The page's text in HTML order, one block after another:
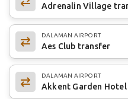
Adrenalin Village
DALAMAN AIRPORT
Aes Club transfer
DALAMAN AIRPORT
Akkent Garden